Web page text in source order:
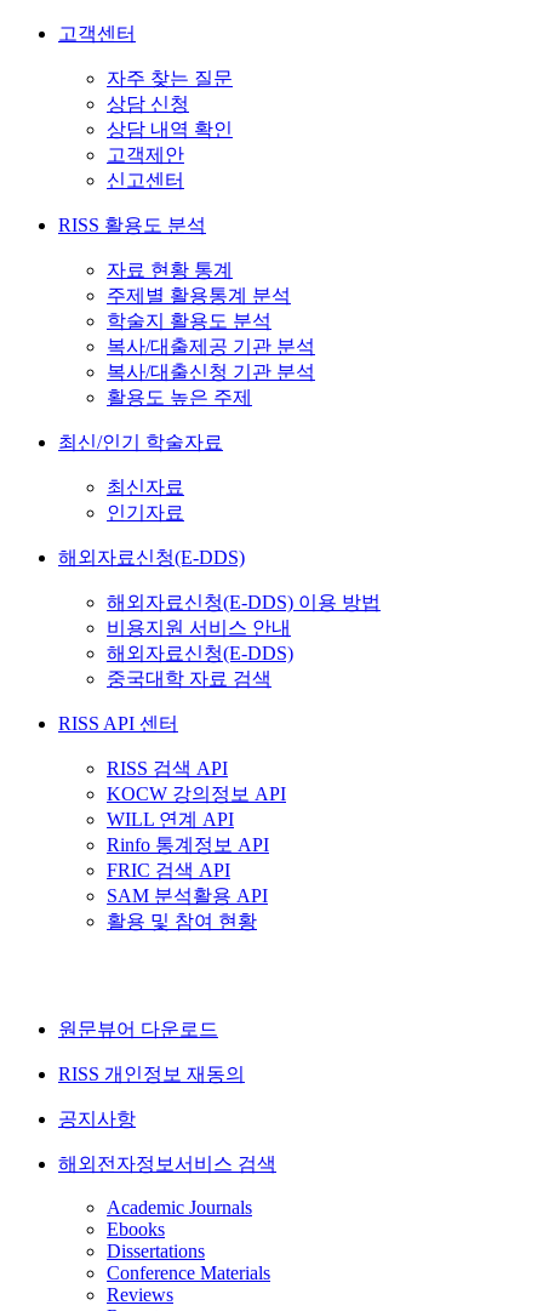
고객센터
자주 찾는 질문
상담 신청
상담 내역 확인
고객제안
신고센터
RISS 활용도 분석
자료 현황 통계
주제별 활용통계 분석
학술지 활용도 분석
복사/대출제공 기관 분석
복사/대출신청 기관 분석
활용도 높은 주제
최신/인기 학술자료
최신자료
인기자료
해외자료신청(E-DDS)
해외자료신청(E-DDS) 이용 방법
비용지원 서비스 안내
해외자료신청(E-DDS)
중국대학 자료 검색
RISS API 센터
RISS 검색 API
KOCW 강의정보 API
WILL 연계 API
Rinfo 통계정보 API
FRIC 검색 API
SAM 분석활용 API
활용 및 참여 현황
원문뷰어 다운로드
RISS 개인정보 재동의
공지사항
해외전자정보서비스 검색
Academic Journals
Ebooks
Dissertations
Conference Materials
Reviews